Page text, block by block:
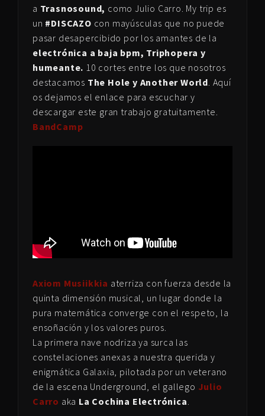
a Trasnosound, como Julio Carro. My trip es
un #DISCAZO con mayúsculas que no puede
pasar desapercibido por los amantes de la
electrónica a baja bpm, Triphopera y
humeante. 10 cortes entre los que nosotros
destacamos The Hole y Another World . Aquí
os dejamos el enlace para escuchar y
descargar este gran trabajo gratuitamente.
BandCamp
Axiom Musiikkia aterriza con fuerza desde la
quinta dimensión musical, un lugar donde la
pura matemática converge con el respeto, la
ensoñación y los valores puros.
La primera nave nodriza ya surca las
constelaciones anexas a nuestra querida y
enigmática Galaxia, pilotada por un veterano
de la escena Underground, el gallego Julio
Carro aka La Cochina Electrónica.